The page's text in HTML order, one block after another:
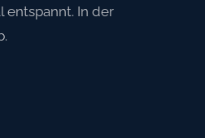
entspannt. In der